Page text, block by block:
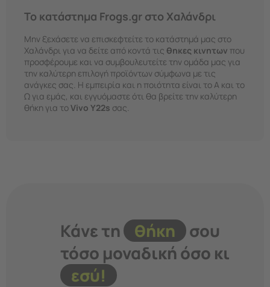
Το κατάστημα Frogs.gr στο Χαλάνδρι
Μην ξεχάσετε να επισκεφτείτε το κατάστημά μας στο
Χαλάνδρι για να δείτε από κοντά τις θηκες κινητων που
προσφέρουμε και να συμβουλευτείτε την ομάδα μας για
την καλύτερη επιλογή προϊόντων σύμφωνα με τις
ανάγκες σας. Η εμπειρία και η ποιότητα είναι το Α και το
Ω για εμάς, και εγγυόμαστε ότι θα βρείτε την καλύτερη
θήκη για τοVivo Y22s σας.
Κάνε τη θήκη
σου
τόσο μοναδική όσο κι
εσύ!